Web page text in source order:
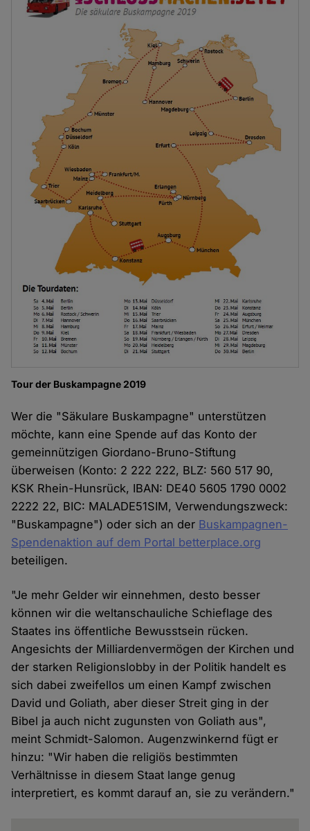
Tour der Buskampagne 2019
Wer die "Säkulare Buskampagne" unterstützen
möchte, kann eine Spende auf das Konto der
gemeinnützigen Giordano-Bruno-Stiftung
überweisen (Konto: 2 222 222, BLZ: 560 517 90,
KSK Rhein-Hunsrück, IBAN: DE40 5605 1790 0002
2222 22, BIC: MALADE51SIM, Verwendungszweck:
"Buskampagne") oder sich an der Buskampagnen-
Spendenaktion auf dem Portal betterplace.org
beteiligen.
"Je mehr Gelder wir einnehmen, desto besser
können wir die weltanschauliche Schieflage des
Staates ins öffentliche Bewusstsein rücken.
Angesichts der Milliardenvermögen der Kirchen und
der starken Religionslobby in der Politik handelt es
sich dabei zweifellos um einen Kampf zwischen
David und Goliath, aber dieser Streit ging in der
Bibel ja auch nicht zugunsten von Goliath aus",
meint Schmidt-Salomon. Augenzwinkernd fügt er
hinzu: "Wir haben die religiös bestimmten
Verhältnisse in diesem Staat lange genug
interpretiert, es kommt darauf an, sie zu verändern."